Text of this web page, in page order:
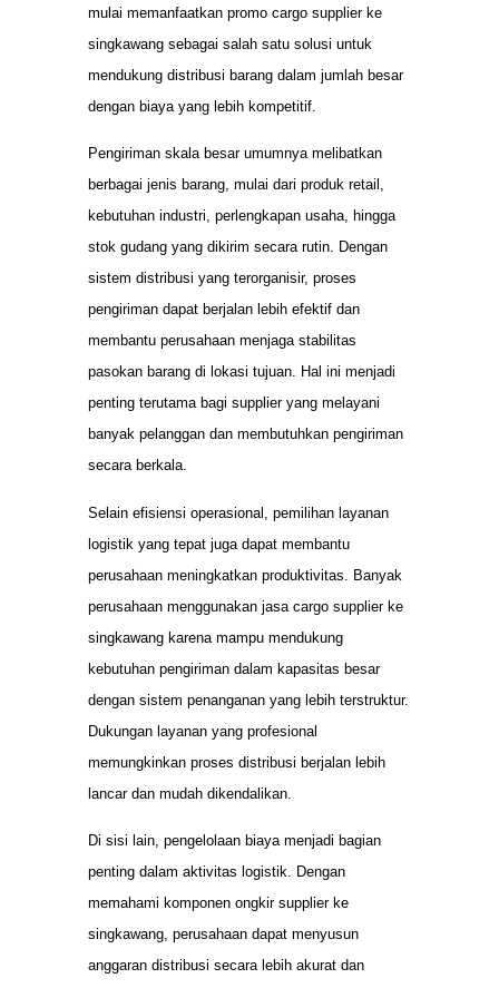
mulai memanfaatkan promo cargo supplier ke
singkawang sebagai salah satu solusi untuk
mendukung distribusi barang dalam jumlah besar
dengan biaya yang lebih kompetitif.
Pengiriman skala besar umumnya melibatkan
berbagai jenis barang, mulai dari produk retail,
kebutuhan industri, perlengkapan usaha, hingga
stok gudang yang dikirim secara rutin. Dengan
sistem distribusi yang terorganisir, proses
pengiriman dapat berjalan lebih efektif dan
membantu perusahaan menjaga stabilitas
pasokan barang di lokasi tujuan. Hal ini menjadi
penting terutama bagi supplier yang melayani
banyak pelanggan dan membutuhkan pengiriman
secara berkala.
Selain efisiensi operasional, pemilihan layanan
logistik yang tepat juga dapat membantu
perusahaan meningkatkan produktivitas. Banyak
perusahaan menggunakan jasa cargo supplier ke
singkawang karena mampu mendukung
kebutuhan pengiriman dalam kapasitas besar
dengan sistem penanganan yang lebih terstruktur.
Dukungan layanan yang profesional
memungkinkan proses distribusi berjalan lebih
lancar dan mudah dikendalikan.
Di sisi lain, pengelolaan biaya menjadi bagian
penting dalam aktivitas logistik. Dengan
memahami komponen ongkir supplier ke
singkawang, perusahaan dapat menyusun
anggaran distribusi secara lebih akurat dan